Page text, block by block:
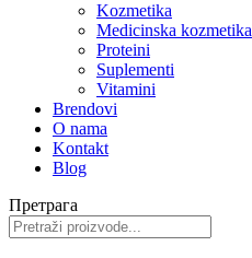
Kozmetika
Medicinska kozmetika
Proteini
Suplementi
Vitamini
Brendovi
O nama
Kontakt
Blog
Претрага